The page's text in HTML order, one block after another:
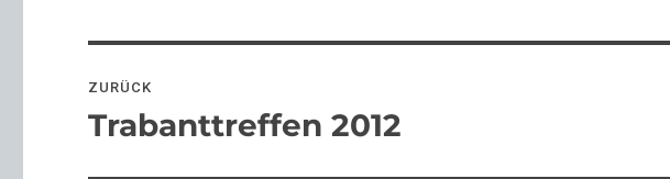
ZURÜCK
Vorheriger
Trabanttreffen 2012